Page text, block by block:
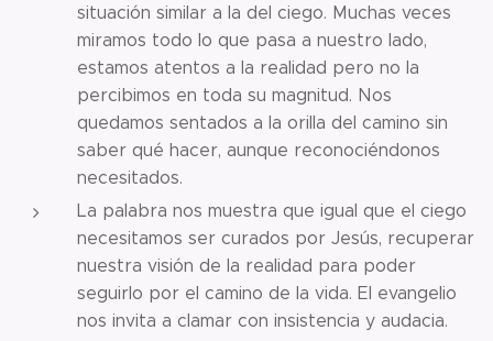
situación similar a la del ciego. Muchas veces
miramos todo lo que pasa a nuestro lado,
estamos atentos a la realidad pero no la
percibimos en toda su magnitud. Nos
quedamos sentados a la orilla del camino sin
saber qué hacer, aunque reconociéndonos
necesitados.
La palabra nos muestra que igual que el ciego
necesitamos ser curados por Jesús, recuperar
nuestra visión de la realidad para poder
seguirlo por el camino de la vida. El evangelio
nos invita a clamar con insistencia y audacia.